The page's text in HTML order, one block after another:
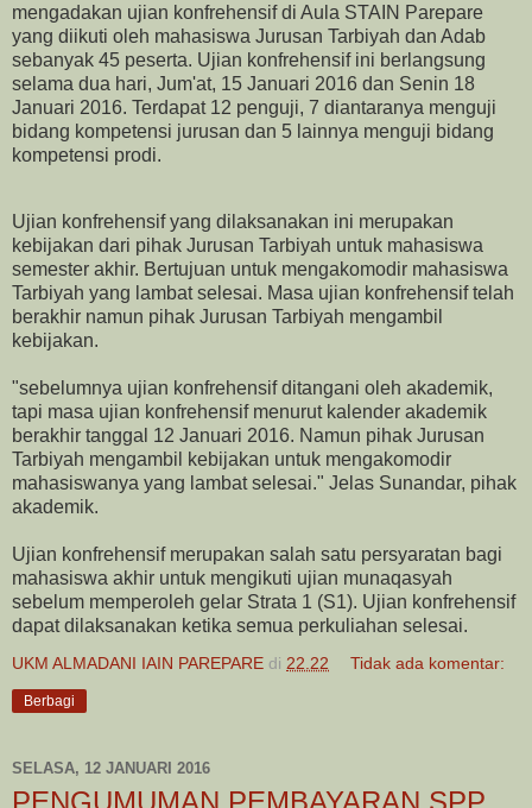
mengadakan ujian konfrehensif di Aula STAIN Parepare
yang diikuti oleh mahasiswa Jurusan Tarbiyah dan Adab
sebanyak 45 peserta. Ujian konfrehensif ini berlangsung
selama dua hari, Jum'at, 15 Januari 2016 dan Senin 18
Januari 2016. Terdapat 12 penguji, 7 diantaranya menguji
bidang kompetensi jurusan dan 5 lainnya menguji bidang
kompetensi prodi.
Ujian konfrehensif yang dilaksanakan ini merupakan
kebijakan dari pihak Jurusan Tarbiyah untuk mahasiswa
semester akhir. Bertujuan untuk mengakomodir mahasiswa
Tarbiyah yang lambat selesai. Masa ujian konfrehensif telah
berakhir namun pihak Jurusan Tarbiyah mengambil
kebijakan.
"sebelumnya ujian konfrehensif ditangani oleh akademik,
tapi masa ujian konfrehensif menurut kalender akademik
berakhir tanggal 12 Januari 2016. Namun pihak Jurusan
Tarbiyah mengambil kebijakan untuk mengakomodir
mahasiswanya yang lambat selesai." Jelas Sunandar, pihak
akademik.
Ujian konfrehensif merupakan salah satu persyaratan bagi
mahasiswa akhir untuk mengikuti ujian munaqasyah
sebelum memperoleh gelar Strata 1 (S1). Ujian konfrehensif
dapat dilaksanakan ketika semua perkuliahan selesai.
UKM ALMADANI IAIN PAREPARE di 22.22 Tidak ada komentar:
Berbagi
SELASA, 12 JANUARI 2016
PENGUMUMAN PEMBAYARAN SPP